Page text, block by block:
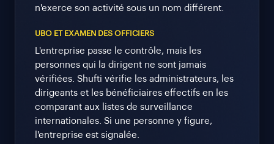
n'exerce son activité sous un nom différent.
UBO ET EXAMEN DES OFFICIERS
L'entreprise passe le contrôle, mais les
personnes qui la dirigent ne sont jamais
vérifiées. Shufti vérifie les administrateurs, les
dirigeants et les bénéficiaires effectifs en les
comparant aux listes de surveillance
internationales. Si une personne y figure,
l'entreprise est signalée.